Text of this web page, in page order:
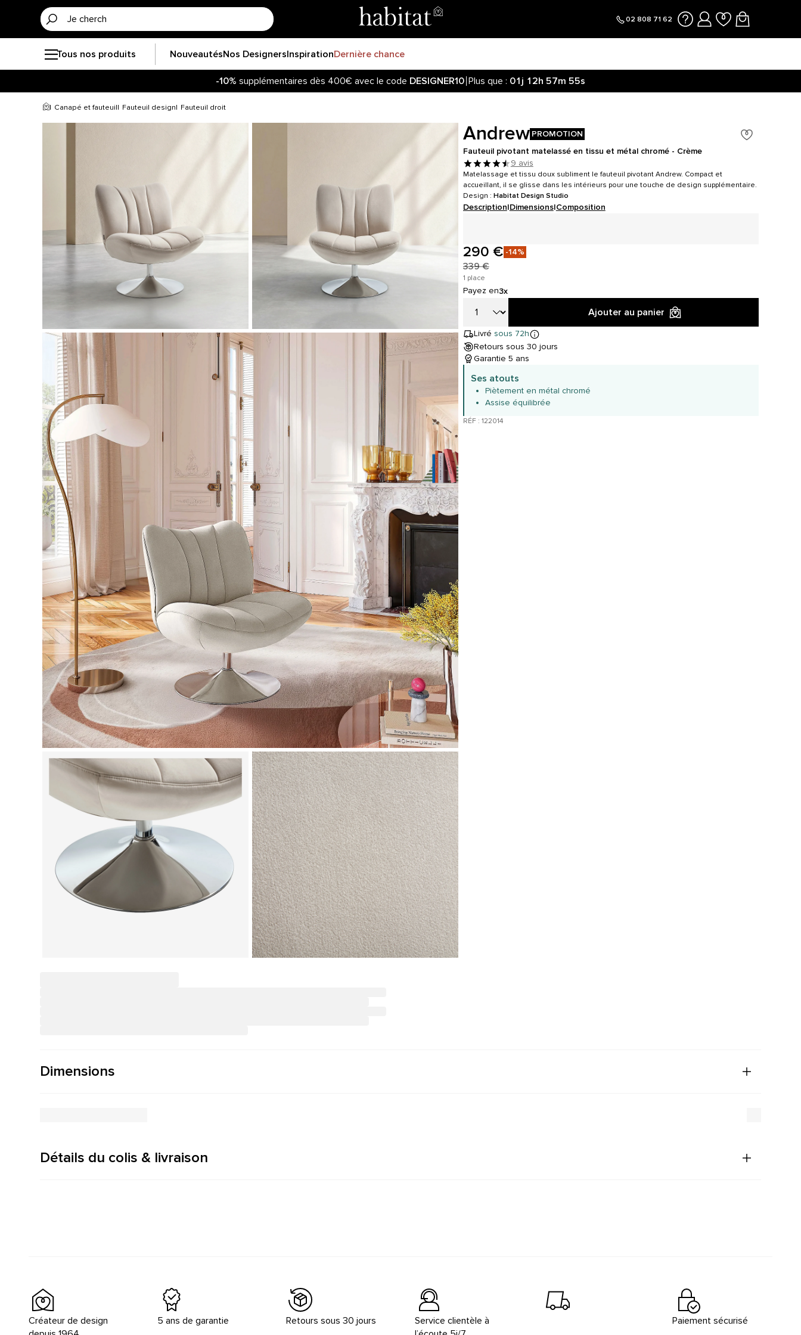
02 808 71 62
Tous nos produits NouveautésNos DesignersInspirationDernière chance
-10% supplémentaires dès 400€ avec le code DESIGNER10 Plus que : 01j 12h 57m 54s
Canapé et fauteuil Fauteuil design Fauteuil droit
Andrew PROMOTION
Fauteuil pivotant matelassé en tissu et métal chromé - Crème
9 avis
Matelassage et tissu doux subliment le fauteuil pivotant Andrew. Compact et
accueillant, il se glisse dans les intérieurs pour une touche de design supplémentaire.
Design : Habitat Design Studio
Description|Dimensions|Composition
290 € -14%
339 €
1 place
Payez en3x
Ajouter au panier
Livré sous 72h
Retours sous 30 jours
Garantie 5 ans
Ses atouts
Piètement en métal chromé
Assise équilibrée
RÉF : 122014
Dimensions
Détails du colis & livraison
Créateur de design
5 ans de garantie Retours sous 30 jours
Service clientèle à
Paiement sécurisé